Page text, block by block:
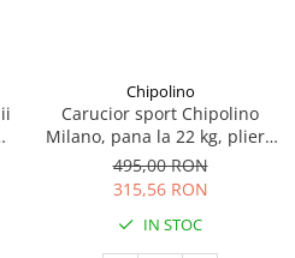
Chipolino
Carucior sport Chipolino
Milano, pana la 22 kg, pliere
cu o singura mana, tip
umbrela, ultra-usor 5.6 kg -
495,00 RON
315,56 RON
IN STOC